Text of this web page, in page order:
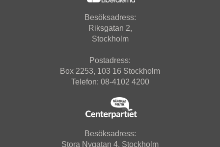
Besöksadress:
Riksgatan 2,
Stockholm
Postadress:
Box 2253, 103 16 Stockholm
Telefon: 08-4102 4200
Besöksadress:
Stora Nygatan 4, Stockholm